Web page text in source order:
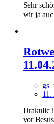
Sehr
wir ja
Drakulic
vor